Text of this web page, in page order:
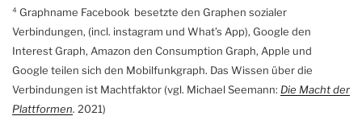
⁴ Graphname Facebook besetzte den Graphen sozialer
Verbindungen, (incl. instagram und What’s App), Google den
Interest Graph, Amazon den Consumption Graph, Apple und
Google teilen sich den Mobilfunkgraph. Das Wissen über die
Verbindungen ist Machtfaktor (vgl. Michael Seemann: Die Macht der
Plattformen. 2021)